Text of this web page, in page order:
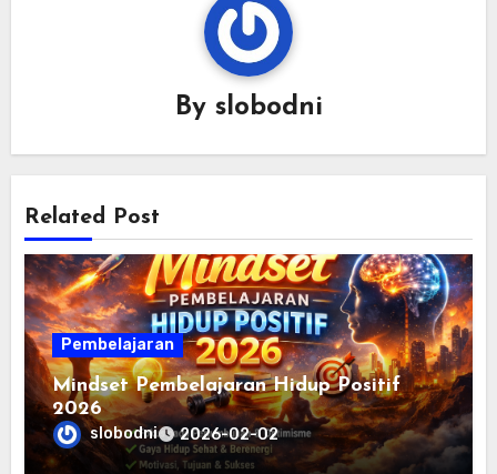
By slobodni
Related Post
Pembelajaran
Mindset Pembelajaran Hidup Positif
2026
slobodni 2026-02-02